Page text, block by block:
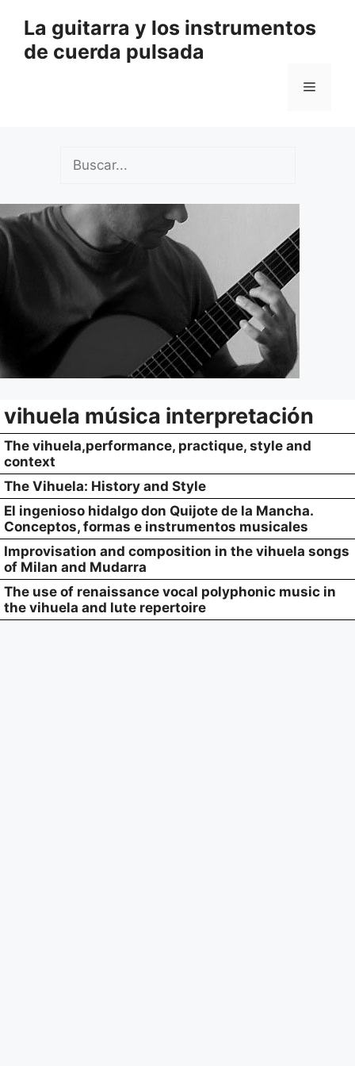
contenido
La guitarra y los instrumentos
de cuerda pulsada
Menú
vihuela música interpretación
The vihuela,performance, practique, style and
context
The Vihuela: History and Style
El ingenioso hidalgo don Quijote de la Mancha.
Conceptos, formas e instrumentos musicales
Improvisation and composition in the vihuela songs
of Milan and Mudarra
The use of renaissance vocal polyphonic music in
the vihuela and lute repertoire